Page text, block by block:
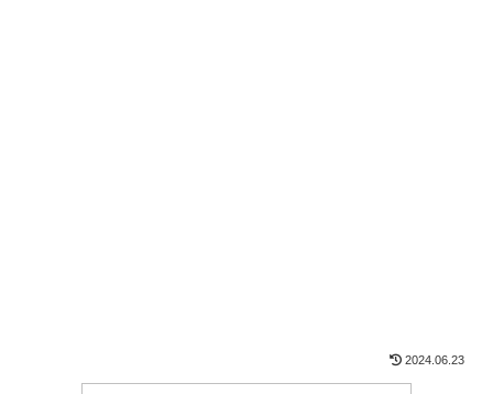
2024.06.23